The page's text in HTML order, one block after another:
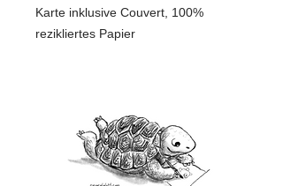
Karte inklusive Couvert, 100%
rezikliertes Papier